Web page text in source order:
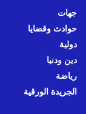
جهات
حوادث وقضايا
دولية
دين ودنيا
رياضة
الجريدة الورقية